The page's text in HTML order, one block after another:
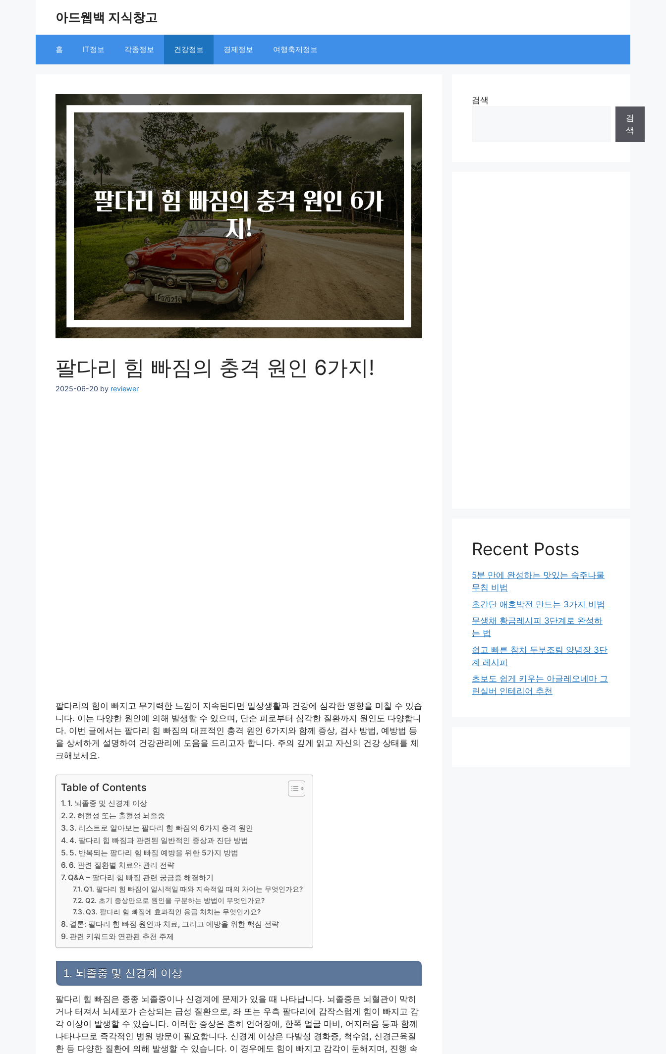
아드웹백 지식창고
홈 IT정보 각종정보 건강정보 경제정보 여행축제정보
팔다리 힘 빠짐의 충격 원인 6가지!
2025-06-20 by reviewer
팔다리의 힘이 빠지고 무기력한 느낌이 지속된다면 일상생활과 건강에 심각한 영향을 미칠 수 있습
니다. 이는 다양한 원인에 의해 발생할 수 있으며, 단순 피로부터 심각한 질환까지 원인도 다양합니
다. 이번 글에서는 팔다리 힘 빠짐의 대표적인 충격 원인 6가지와 함께 증상, 검사 방법, 예방법 등
을 상세하게 설명하여 건강관리에 도움을 드리고자 합니다. 주의 깊게 읽고 자신의 건강 상태를 체
크해보세요.
Table of Contents
1. 뇌졸중 및 신경계 이상
2. 허혈성 또는 출혈성 뇌졸중
3. 리스트로 알아보는 팔다리 힘 빠짐의 6가지 충격 원인
4. 팔다리 힘 빠짐과 관련된 일반적인 증상과 진단 방법
5. 반복되는 팔다리 힘 빠짐 예방을 위한 5가지 방법
6. 관련 질환별 치료와 관리 전략
Q&A – 팔다리 힘 빠짐 관련 궁금증 해결하기
Q1. 팔다리 힘 빠짐이 일시적일 때와 지속적일 때의 차이는 무엇인가요?
Q2. 초기 증상만으로 원인을 구분하는 방법이 무엇인가요?
Q3. 팔다리 힘 빠짐에 효과적인 응급 처치는 무엇인가요?
결론: 팔다리 힘 빠짐 원인과 치료, 그리고 예방을 위한 핵심 전략
관련 키워드와 연관된 추천 주제
1. 뇌졸중 및 신경계 이상
팔다리 힘 빠짐은 종종 뇌졸중이나 신경계에 문제가 있을 때 나타납니다. 뇌졸중은 뇌혈관이 막히
거나 터져서 뇌세포가 손상되는 급성 질환으로, 좌 또는 우측 팔다리에 갑작스럽게 힘이 빠지고 감
각 이상이 발생할 수 있습니다. 이러한 증상은 흔히 언어장애, 한쪽 얼굴 마비, 어지러움 등과 함께
나타나므로 즉각적인 병원 방문이 필요합니다. 신경계 이상은 다발성 경화증, 척수염, 신경근육질
환 등 다양한 질환에 의해 발생할 수 있습니다. 이 경우에도 힘이 빠지고 감각이 둔해지며, 진행 속
검색
검
색
Recent Posts
5분 만에 완성하는 맛있는 숙주나물
무침 비법
초간단 애호박전 만드는 3가지 비법
무생채 황금레시피 3단계로 완성하
는 법
쉽고 빠른 참치 두부조림 양념장 3단
계 레시피
초보도 쉽게 키우는 아글레오네마 그
린실버 인테리어 추천